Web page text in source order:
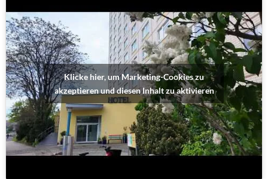
Klicke hier, um Marketing-Cookies zu
akzeptieren und diesen Inhalt zu aktivieren